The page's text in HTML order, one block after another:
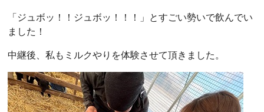
「ジュボッ！！ジュボッ！！！」とすごい勢いで飲んでい
ました！
中継後、私もミルクやりを体験させて頂きました。